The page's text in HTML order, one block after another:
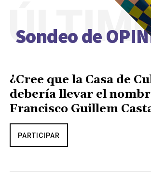
Sondeo de
¿Cree que la Casa de
debería llevar el
Francisco Guillem
PARTICIPAR